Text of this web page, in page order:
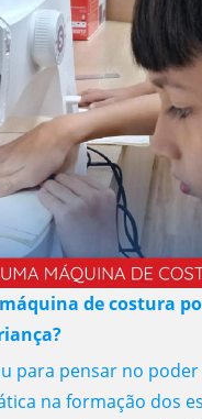
de costura
para pensar no
na formação dos